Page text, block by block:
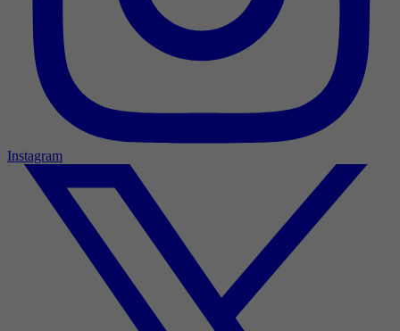
Instagram